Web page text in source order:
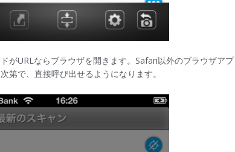
がURLならブラウザを開きます。Safari以外のブラウザアプ
第で、直接呼び出せるようになります。